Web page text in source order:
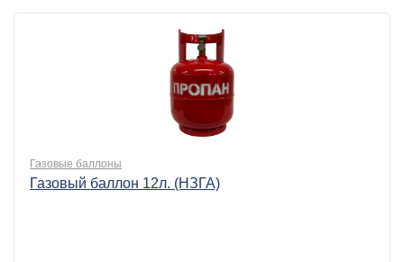
Газовые баллоны
Газовый баллон 12л. (НЗГА)